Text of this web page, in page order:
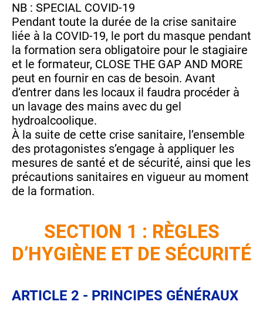
NB : SPECIAL COVID-19
Pendant toute la durée de la crise sanitaire
liée à la COVID-19, le port du masque pendant
la formation sera obligatoire pour le stagiaire
et le formateur, CLOSE THE GAP AND MORE
peut en fournir en cas de besoin. Avant
d’entrer dans les locaux il faudra procéder à
un lavage des mains avec du gel
hydroalcoolique.
À la suite de cette crise sanitaire, l’ensemble
des protagonistes s’engage à appliquer les
mesures de santé et de sécurité, ainsi que les
précautions sanitaires en vigueur au moment
de la formation.
SECTION 1 : RÈGLES
D’HYGIÈNE ET DE SÉCURITÉ
ARTICLE 2 - PRINCIPES GÉNÉRAUX